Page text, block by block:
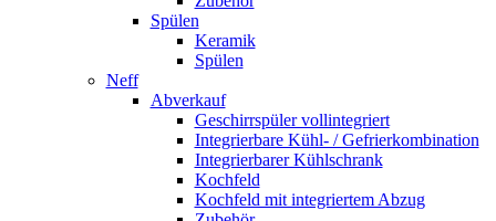
Spülen
Keramik
Spülen
Neff
Abverkauf
Geschirrspüler vollintegriert
Integrierbare Kühl- / Gefrierkombination
Integrierbarer Kühlschrank
Kochfeld
Kochfeld mit integriertem Abzug